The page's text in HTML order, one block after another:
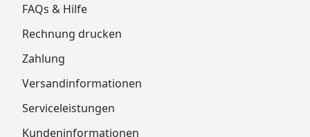
FAQs & Hilfe
Rechnung drucken
Zahlung
Versandinformationen
Serviceleistungen
Kundeninformationen